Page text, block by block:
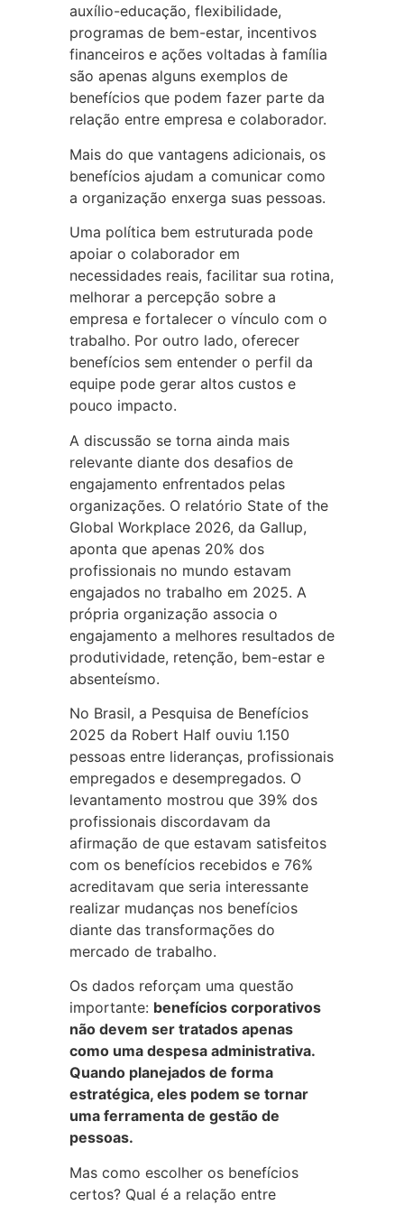
auxílio-educação, flexibilidade,
programas de bem-estar, incentivos
financeiros e ações voltadas à família
são apenas alguns exemplos de
benefícios que podem fazer parte da
relação entre empresa e colaborador.
Mais do que vantagens adicionais, os
benefícios ajudam a comunicar como
a organização enxerga suas pessoas.
Uma política bem estruturada pode
apoiar o colaborador em
necessidades reais, facilitar sua rotina,
melhorar a percepção sobre a
empresa e fortalecer o vínculo com o
trabalho. Por outro lado, oferecer
benefícios sem entender o perfil da
equipe pode gerar altos custos e
pouco impacto.
A discussão se torna ainda mais
relevante diante dos desafios de
engajamento enfrentados pelas
organizações. O relatório State of the
Global Workplace 2026, da Gallup,
aponta que apenas 20% dos
profissionais no mundo estavam
engajados no trabalho em 2025. A
própria organização associa o
engajamento a melhores resultados de
produtividade, retenção, bem-estar e
absenteísmo.
No Brasil, a Pesquisa de Benefícios
2025 da Robert Half ouviu 1.150
pessoas entre lideranças, profissionais
empregados e desempregados. O
levantamento mostrou que 39% dos
profissionais discordavam da
afirmação de que estavam satisfeitos
com os benefícios recebidos e 76%
acreditavam que seria interessante
realizar mudanças nos benefícios
diante das transformações do
mercado de trabalho.
Os dados reforçam uma questão
importante: benefícios corporativos
não devem ser tratados apenas
como uma despesa administrativa.
Quando planejados de forma
estratégica, eles podem se tornar
uma ferramenta de gestão de
pessoas.
Mas como escolher os benefícios
certos? Qual é a relação entre